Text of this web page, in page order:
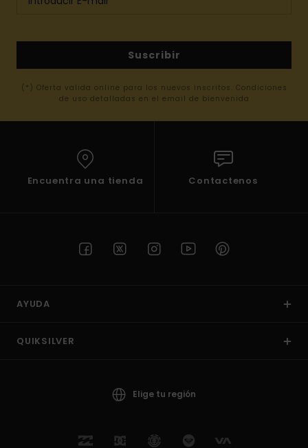
Suscribir
(*) Oferta valida online para los nuevos inscritos. Condiciones
de uso detalladas en el email de bienvenida
Encuentra una tienda Contactenos
AYUDA
QUIKSILVER
Elige tu región